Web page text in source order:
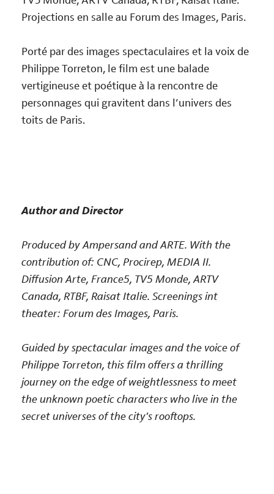
Projections en salle au Forum des Images, Paris.
Porté par des images spectaculaires et la voix de
Philippe Torreton, le film est une balade
vertigineuse et poétique à la rencontre de
personnages qui gravitent dans l’univers des
toits de Paris.
Author and Director
Produced by Ampersand and ARTE. With the
contribution of: CNC, Procirep, MEDIA II.
Diffusion Arte, France5, TV5 Monde, ARTV
Canada, RTBF, Raisat Italie. Screenings int
theater: Forum des Images, Paris.
Guided by spectacular images and the voice of
Philippe Torreton, this film offers a thrilling
journey on the edge of weightlessness to meet
the unknown poetic characters who live in the
secret universes of the city's rooftops.